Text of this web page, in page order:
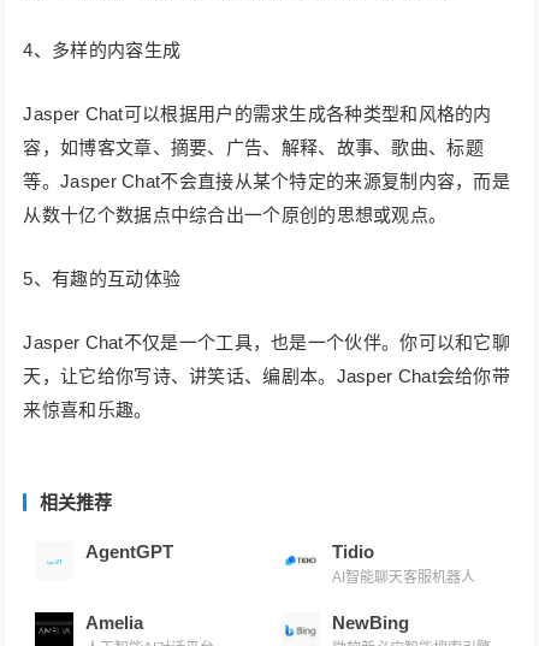
4、多样的内容生成
Jasper Chat可以根据用户的需求生成各种类型和风格的内
容，如博客文章、摘要、广告、解释、故事、歌曲、标题
等。Jasper Chat不会直接从某个特定的来源复制内容，而是
从数十亿个数据点中综合出一个原创的思想或观点。
5、有趣的互动体验
Jasper Chat不仅是一个工具，也是一个伙伴。你可以和它聊
天，让它给你写诗、讲笑话、编剧本。Jasper Chat会给你带
来惊喜和乐趣。
相关推荐
AgentGPT Tidio
AI智能聊天客服机器人
Amelia NewBing